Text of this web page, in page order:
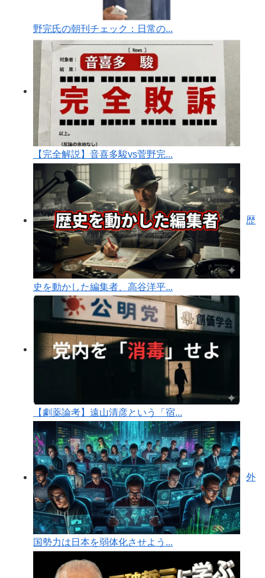
野完氏の朝刊チェック：日常の...
【完全解説】音喜多駿vs菅野完...
歴
史を動かした編集者、高谷洋平...
【劇薬論考】遠山清彦という「宿...
外
国勢力は日本を弱体化させよう...